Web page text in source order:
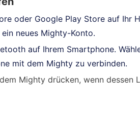
oder Google Play Store auf Ihr
neues Mighty-Konto.
auf Ihrem Smartphone.
mit dem Mighty zu verbinden.
Mighty drücken, wenn dessen